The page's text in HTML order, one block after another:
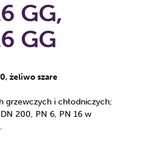
GG,
GG
żeliwo szare
grzewczych i chłodniczych;
200, PN 6, PN 16 w